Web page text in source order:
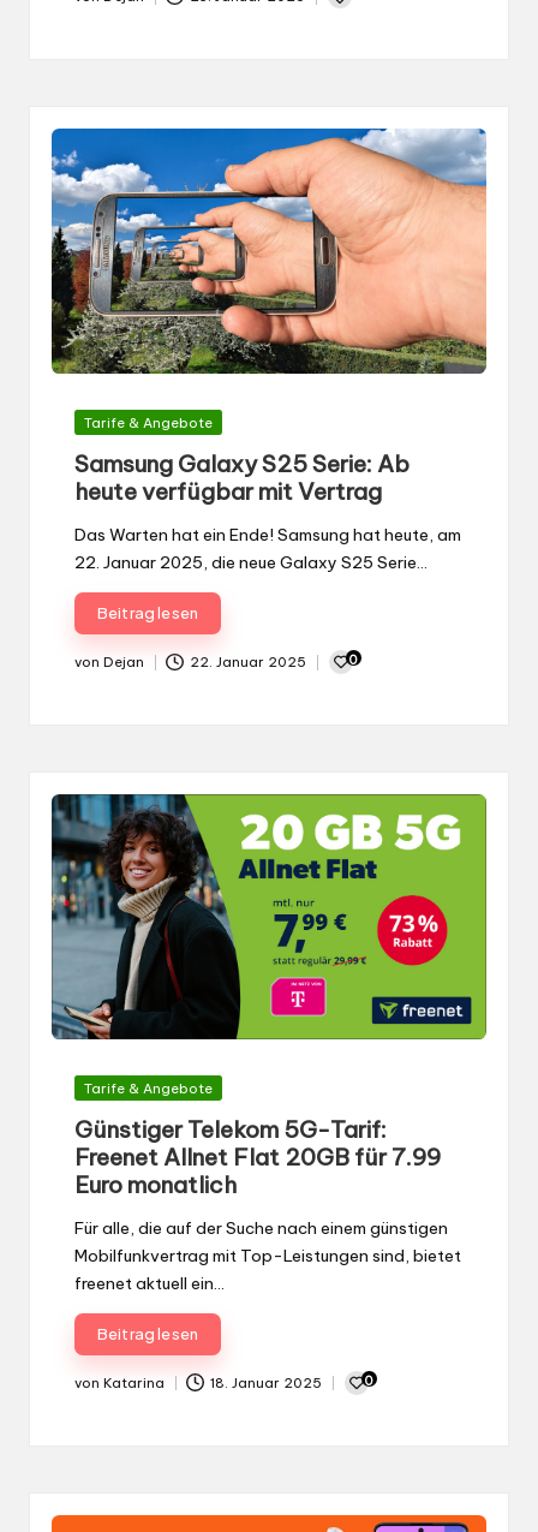
Gepostet
Gepostet
Tarife & Angebote
Samsung Galaxy S25 Serie: Ab
heute verfügbar mit Vertrag
Das Warten hat ein Ende! Samsung hat heute, am
22. Januar 2025, die neue Galaxy S25 Serie…
Beitrag lesen
Gepostet
von Dejan 22. Januar 2025 0
Gepostet
Tarife & Angebote
Günstiger Telekom 5G-Tarif:
Freenet Allnet Flat 20GB für 7.99
Euro monatlich
Für alle, die auf der Suche nach einem günstigen
Mobilfunkvertrag mit Top-Leistungen sind, bietet
freenet aktuell ein…
Beitrag lesen
Gepostet
von Katarina 18. Januar 2025 0